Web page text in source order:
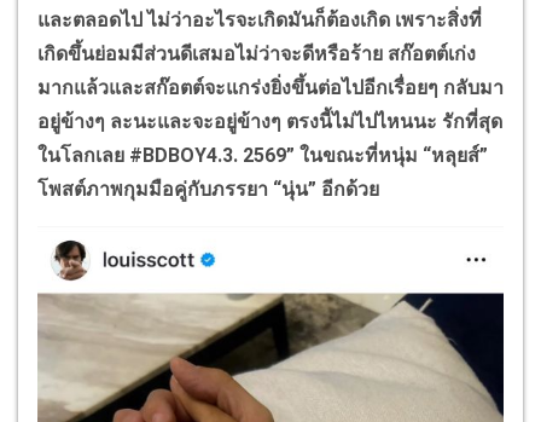
และตลอดไป ไม่ว่าอะไรจะเกิดมันก็ต้องเกิด เพราะสิ่งที่
เกิดขึ้นย่อมมีส่วนดีเสมอไม่ว่าจะดีหรือร้าย สก๊อตต์เก่ง
มากแล้วและสก๊อตต์จะแกร่งยิ่งขึ้นต่อไปอีกเรื่อยๆ กลับมา
อยู่ข้างๆ ละนะและจะอยู่ข้างๆ ตรงนี้ไม่ไปไหนนะ รักที่สุด
ในโลกเลย #BDBOY4.3. 2569” ในขณะที่หนุ่ม “หลุยส์”
โพสต์ภาพกุมมือคู่กับภรรยา “นุ่น” อีกด้วย